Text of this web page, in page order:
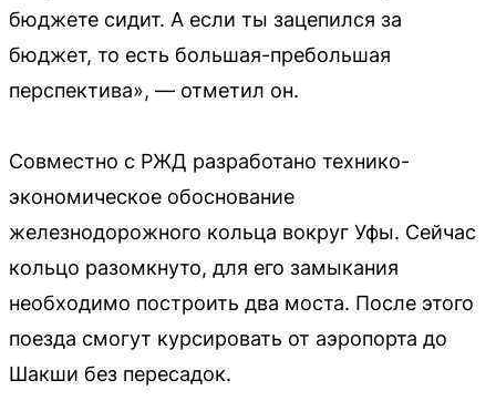
бюджете сидит. А если ты зацепился за
бюджет, то есть большая-пребольшая
перспектива», — отметил он.
Совместно с РЖД разработано технико-
экономическое обоснование
железнодорожного кольца вокруг Уфы. Сейчас
кольцо разомкнуто, для его замыкания
необходимо построить два моста. После этого
поезда смогут курсировать от аэропорта до
Шакши без пересадок.